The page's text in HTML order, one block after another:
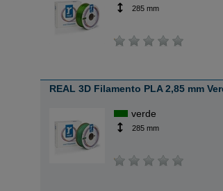
285 mm
REAL 3D Filamento PLA 2,85 mm
verde
285 mm